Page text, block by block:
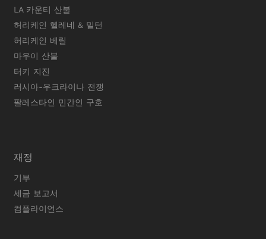
LA 카운티 산불
허리케인 헬레네 & 밀턴
허리케인 베릴
마우이 산불
터키 지진
러시아-우크라이나 전쟁
팔레스타인 민간인 구호
재정
기부
세금 보고서
컴플라이언스